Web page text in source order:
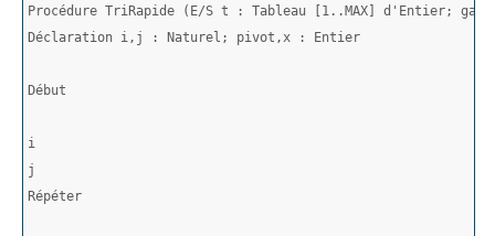
Procédure TriRapide (E/S t : Tableau [1..MAX] d'Entier;
Déclaration i,j : Naturel; pivot,x : Entier
Début
Répéter